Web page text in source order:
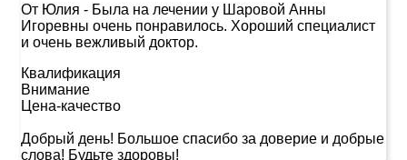
От Юлия - Была на лечении у Шаровой Анны
Игоревны очень понравилось. Хороший специалист
и очень вежливый доктор.
Квалификация
Внимание
Цена-качество
Добрый день! Большое спасибо за доверие и добрые
слова! Будьте здоровы!